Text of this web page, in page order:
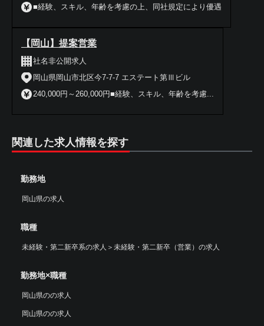
■経験、スキル、年齢を考慮の上、同社規定により優遇
【岡山】提案営業
社名非公開求人
岡山県岡山市北区今7-7-7 エステート第Ⅲビル
240,000円～260,000円■経験、スキル、年齢を考慮...
関連した求人情報を探す
勤務地
岡山県の求人
職種
未経験・第二新卒系の求人 ＞ 未経験・第二新卒（営業）の求人
勤務地×職種
岡山県のの求人
岡山県のの求人